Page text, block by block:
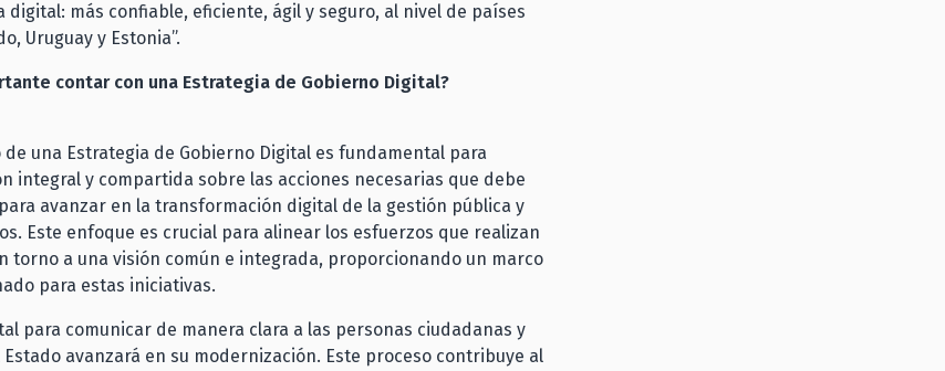
digital: más confiable, eficiente, ágil y seguro, al nivel de países
Uruguay y Estonia”.
contar con una Estrategia de Gobierno Digital?
de una Estrategia de Gobierno Digital es fundamental para
integral y compartida sobre las acciones necesarias que debe
avanzar en la transformación digital de la gestión pública y
Este enfoque es crucial para alinear los esfuerzos que realizan
torno a una visión común e integrada, proporcionando un marco
para estas iniciativas.
para comunicar de manera clara a las personas ciudadanas y
avanzará en su modernización. Este proceso contribuye al